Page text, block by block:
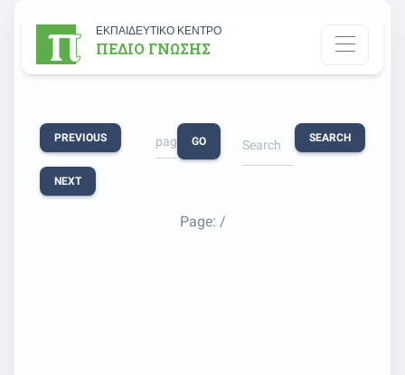
ΕΚΠΑΙΔΕΥΤΙΚΟ ΚΕΝΤΡΟ
ΠΕΔΙΟ ΓΝΩΣΗΣ
PREVIOUS
NEXT
GO SEARCH
Page: /